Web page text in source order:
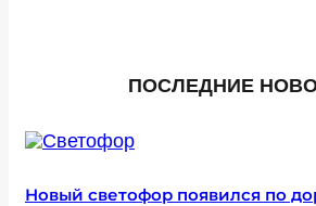
ПОСЛЕДНИЕ
Новый светофор появился по